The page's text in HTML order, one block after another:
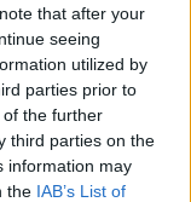
that after your
seeing
utilized by
parties prior to
the further
third parties on the
information may
the IAB’s List of